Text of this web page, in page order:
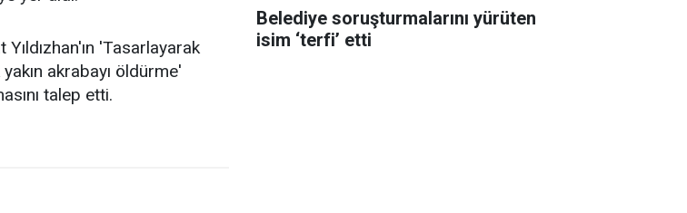
Yıldızhan'ın 'Tasarlayarak
akrabayı öldürme'
talep etti.
Belediye soruşturmalarını yürüten
isim ‘terfi’ etti